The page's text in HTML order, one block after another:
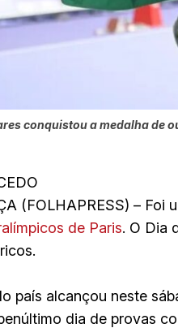
conquistou a medalha de
(FOLHAPRESS) – Foi
de Paris. O Dia
país alcançou neste
dia de provas